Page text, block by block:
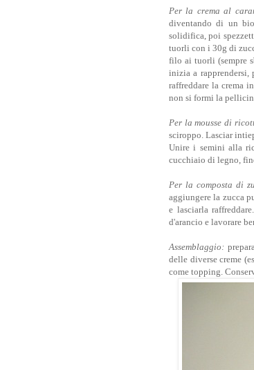
Per la crema al
diventando di un
solidifica, poi
tuorli con i 30g di
filo ai tuorli (sempre
inizia a rapprendersi,
raffreddare la crema
non si formi la
Per la mousse di
sciroppo. Lasciar
Unire i semini alla
cucchiaio di legno,
Per la composta di
aggiungere la zucca
e lasciarla
d'arancio e lavorare
Assemblaggio:
delle diverse creme
come topping.